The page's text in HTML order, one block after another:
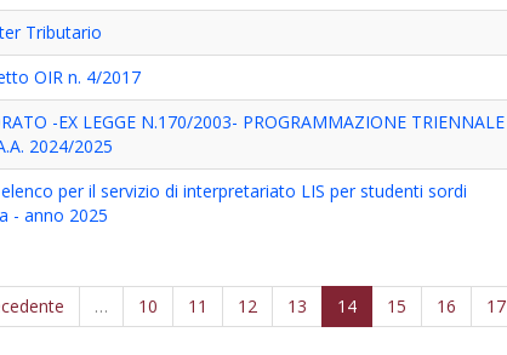
Tributario
OIR n. 4/2017
-EX LEGGE N.170/2003- PROGRAMMAZIONE TRIENNALE
2024/2025
per il servizio di interpretariato LIS per studenti sordi
- anno 2025
… 10 11 12 13 14 15 16 17